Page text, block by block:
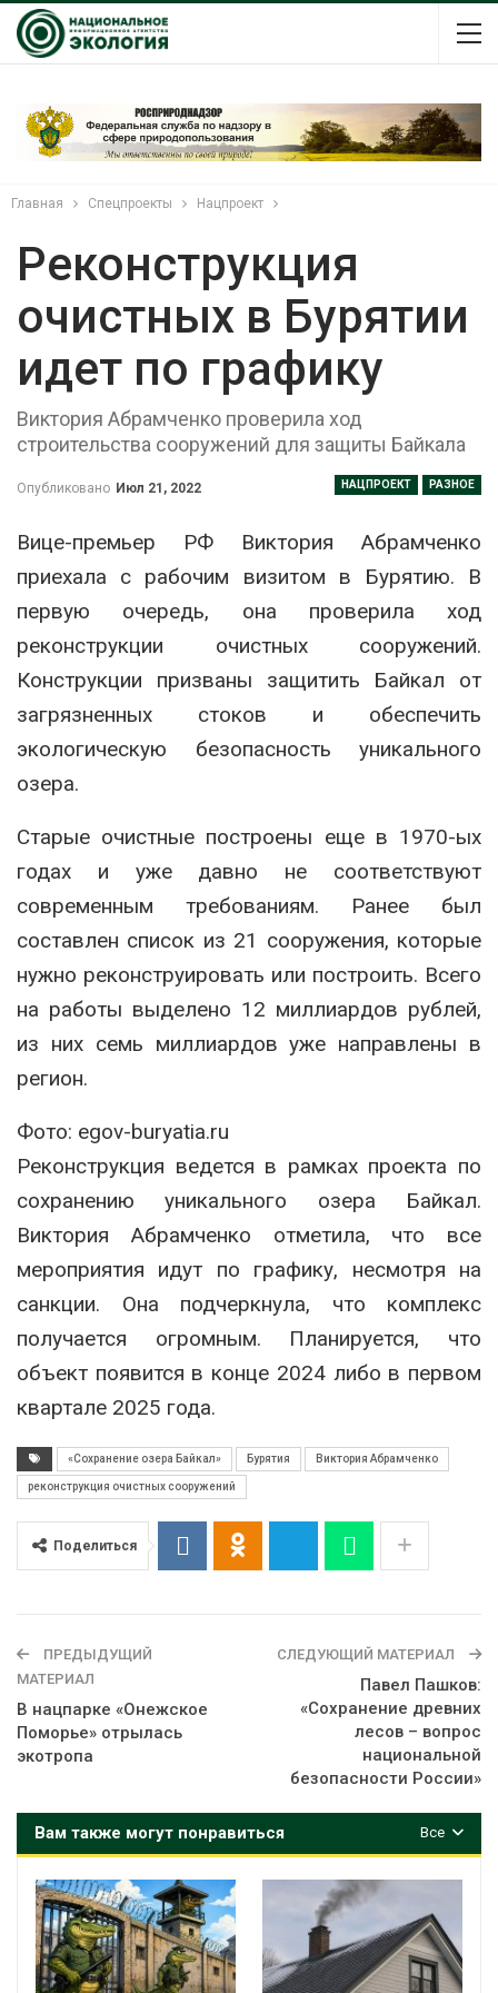
Главная Спецпроекты Нацпроект
Реконструкция
очистных в Бурятии
идет по графику
Виктория Абрамченко проверила ход
строительства сооружений для защиты Байкала
НАЦПРОЕКТ РАЗНОЕ
Опубликовано Июл 21, 2022
Вице-премьер РФ Виктория Абрамченко
приехала с рабочим визитом в Бурятию. В
первую очередь, она проверила ход
реконструкции очистных сооружений.
Конструкции призваны защитить Байкал от
загрязненных стоков и обеспечить
экологическую безопасность уникального
озера.
Старые очистные построены еще в 1970-ых
годах и уже давно не соответствуют
современным требованиям. Ранее был
составлен список из 21 сооружения, которые
нужно реконструировать или построить. Всего
на работы выделено 12 миллиардов рублей,
из них семь миллиардов уже направлены в
регион.
Фото: egov-buryatia.ru
Реконструкция ведется в рамках проекта по
сохранению уникального озера Байкал.
Виктория Абрамченко отметила, что все
мероприятия идут по графику, несмотря на
санкции. Она подчеркнула, что комплекс
получается огромным. Планируется, что
объект появится в конце 2024 либо в первом
квартале 2025 года.
«Сохранение озера Байкал» Бурятия Виктория Абрамченко
реконструкция очистных сооружений
Поделиться
ПРЕДЫДУЩИЙ
МАТЕРИАЛ
В нацпарке «Онежское
Поморье» отрылась
экотропа
СЛЕДУЮЩИЙ МАТЕРИАЛ
Павел Пашков:
«Сохранение древних
лесов – вопрос
национальной
безопасности России»
Все
Вам также могут понравиться